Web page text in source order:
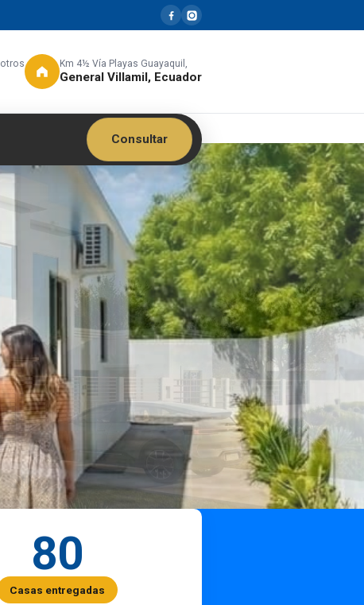
Km 4½ Vía Playas Guayaquil,
General Villamil, Ecuador
Consultar
80
Casas entregadas